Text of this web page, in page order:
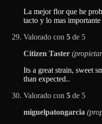
La mejor flor que he
tacto y lo mas
Valorado con 5 de 5
Citizen Taster
Its a great strain, sweet
than expected..
Valorado con 5 de 5
miguelpatongarcia